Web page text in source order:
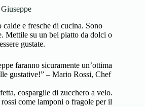
e fresche di cucina. Sono
Mettile su un bel piatto da dolci o
gustate.
faranno sicuramente un’ottima
gustative!” – Mario Rossi, Chef
cospargile di zucchero a velo.
come lamponi o fragole per il